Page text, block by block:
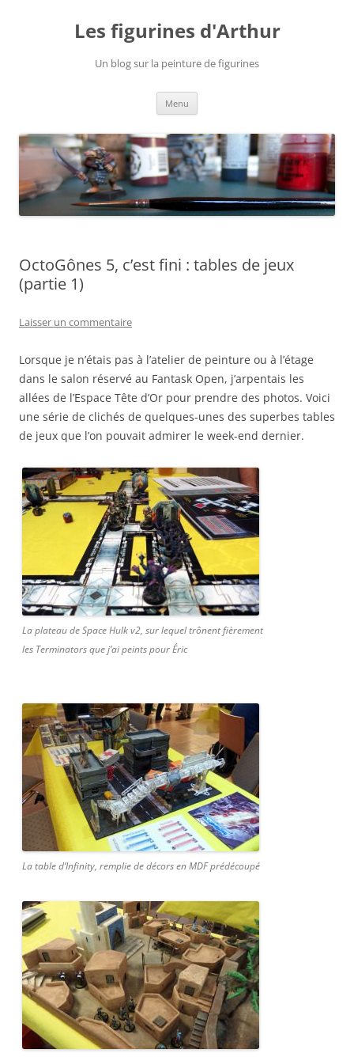
Les figurines d'Arthur
Un blog sur la peinture de figurines
Menu
OctoGônes 5, c’est fini : tables de jeux
(partie 1)
Laisser un commentaire
Lorsque je n’étais pas à l’atelier de peinture ou à l’étage
dans le salon réservé au Fantask Open, j’arpentais les
allées de l’Espace Tête d’Or pour prendre des photos. Voici
une série de clichés de quelques-unes des superbes tables
de jeux que l’on pouvait admirer le week-end dernier.
La plateau de Space Hulk v2, sur lequel trônent fièrement
les Terminators que j’ai peints pour Éric
La table d’Infinity, remplie de décors en MDF prédécoupé